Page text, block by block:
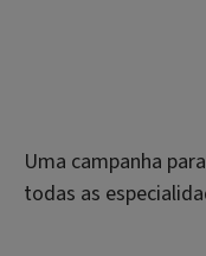
Uma campanha para
todas as